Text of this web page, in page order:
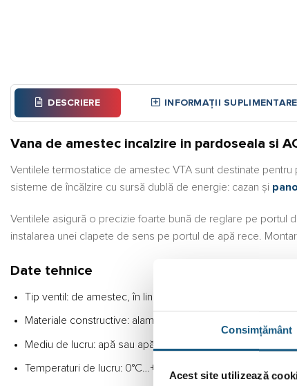
Consimțământ
Acest site utilizează
DESCRIERE INFORMAȚII SUPLIMENTARE
Vana de amestec incalzire in pardoseala si
Ventilele termostatice de amestec VTA sunt destinate
sisteme de încălzire cu sursă dublă de energie: cazan şi
Ventilele asigură o precizie foarte bună de reglare pe portul
instalarea unei clapete de sens pe portul de apă rece.
Date tehnice
Tip ventil: de amestec, în linie (asimetric), portul de
Materiale constructive: alamă DZR – CW602N, aprobată
Mediu de lucru: apă sau apă cu conţinut de maximum 50%
Temperaturi de lucru: 0°C…+95°C continuu, temporar